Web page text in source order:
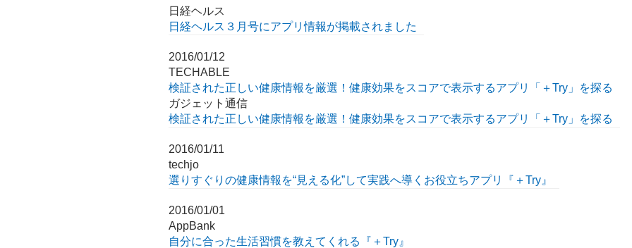
日経ヘルス
日経ヘルス３月号にアプリ情報が掲載されました
2016/01/12
TECHABLE
検証された正しい健康情報を厳選！健康効果をスコアで表示するアプリ「＋Try」を探る
ガジェット通信
検証された正しい健康情報を厳選！健康効果をスコアで表示するアプリ「＋Try」を探る
2016/01/11
techjo
選りすぐりの健康情報を“見える化”して実践へ導くお役立ちアプリ『＋Try』
2016/01/01
AppBank
自分に合った生活習慣を教えてくれる『＋Try』